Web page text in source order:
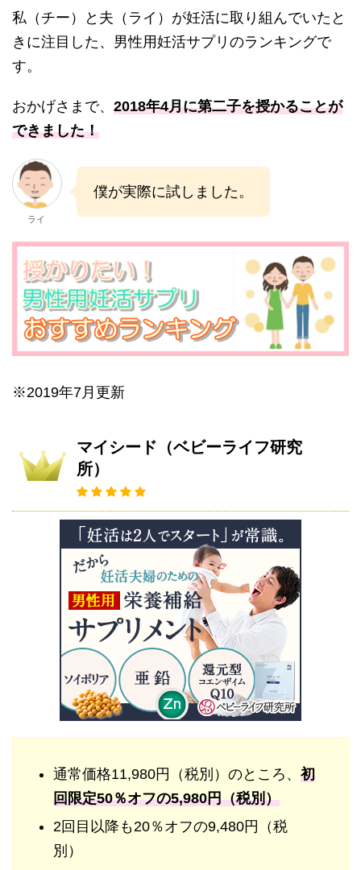
私（チー）と夫（ライ）が妊活に取り組んでいたと
きに注目した、男性用妊活サプリのランキングで
す。
おかげさまで、 2018年4月に第二子を授かることが
できました！
ライ
僕が実際に試しました。
※2019年7月更新
マイシード（ベビーライフ研究
所）
通常価格11,980円（税別）のところ、 初
回限定50％オフの5,980円（税別）
2回目以降も20％オフの9,480円（税
別）